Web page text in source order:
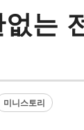
없는
미니스토리